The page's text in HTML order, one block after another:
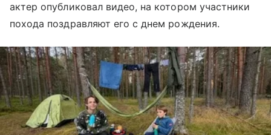
актер опубликовал видео, на котором участники
похода поздравляют его с днем рождения.